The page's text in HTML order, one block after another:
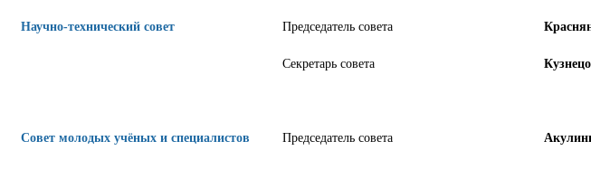
Научно-технический совет Председатель совета
Секретарь совета
Совет молодых учёных и специалистов Председатель совета